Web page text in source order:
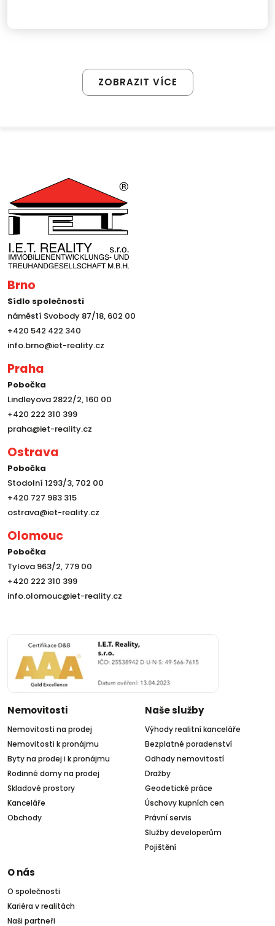
ZOBRAZIT VÍCE
Brno
Sídlo společnosti
náměstí Svobody 87/18, 602 00
+420 542 422 340
info.brno@iet-reality.cz
Praha
Pobočka
Lindleyova 2822/2, 160 00
+420 222 310 399
praha@iet-reality.cz
Ostrava
Pobočka
Stodolní 1293/3, 702 00
+420 727 983 315
ostrava@iet-reality.cz
Olomouc
Pobočka
Tylova 963/2, 779 00
+420 222 310 399
info.olomouc@iet-reality.cz
Nemovitosti
Nemovitosti na prodej
Nemovitosti k pronájmu
Byty na prodej i k pronájmu
Rodinné domy na prodej
Skladové prostory
Kanceláře
Obchody
Naše služby
Výhody realitní kanceláře
Bezplatné poradenství
Odhady nemovitostí
Dražby
Geodetické práce
Úschovy kupních cen
Právní servis
Služby developerům
Pojištění
O nás
O společnosti
Kariéra v realitách
Naši partneři